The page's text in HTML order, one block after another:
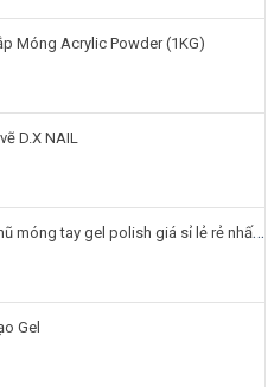
Móng Acrylic Powder (1KG)
D.X NAIL
móng tay gel polish giá sỉ lẻ rẻ nhất HIỆN NAY
Gel